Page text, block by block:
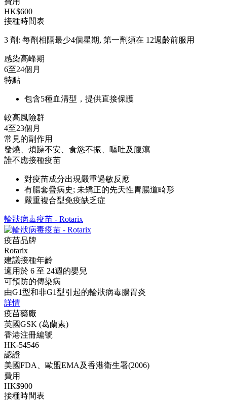
HK$600
接種時間表
3 劑: 每劑相隔最少4個星期, 第一劑須在 12週齡前服用
感染高峰期
6至24個月
特點
包含5種血清型，提供直接保護
較高風險群
4至23個月
常見的副作用
發燒、煩躁不安、食慾不振、嘔吐及腹瀉
誰不應接種疫苗
對疫苗成分出現嚴重過敏反應
有腸套疊病史; 未矯正的先天性胃腸道畸形
嚴重複合型免疫缺乏症
輪狀病毒疫苗 - Rotarix
疫苗品牌
Rotarix
建議接種年齡
適用於 6 至 24週的嬰兒
可預防的傳染病
由G1型和非G1型引起的輪狀病毒腸胃炎
詳情
疫苗藥廠
英國GSK (葛蘭素)
香港注冊編號
HK-54546
認證
美國FDA、歐盟EMA及香港衛生署(2006)
費用
HK$900
接種時間表